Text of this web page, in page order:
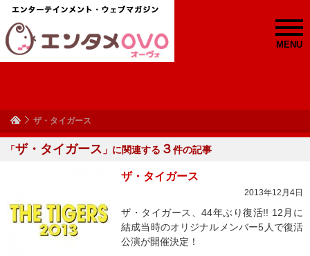
MENU
ザ・タイガース
「ザ・タイガース 」に関連する ３件の記事
ザ・タイガース
2013年12月4日
ザ・タイガース、44年ぶり復活!! 12月に
結成当時のオリジナルメンバー5人で復活
公演が開催決定！